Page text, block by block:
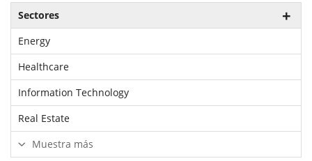
Sectores
Energy
Healthcare
Information Technology
Real Estate
Muestra más